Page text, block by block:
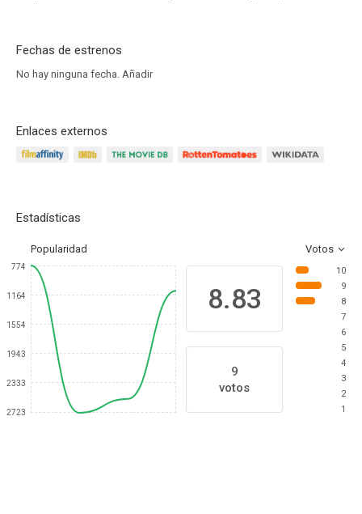
Fechas de estrenos
No hay ninguna fecha. Añadir
Enlaces externos
Estadísticas
Popularidad Votos
774
1164
1554
1943
2333
2723
8.83
9
votos
10
9
8
7
6
5
4
3
2
1